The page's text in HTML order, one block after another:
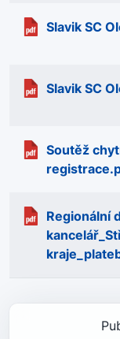
Slavik SC
Slavik SC
Soutěž
Regionální